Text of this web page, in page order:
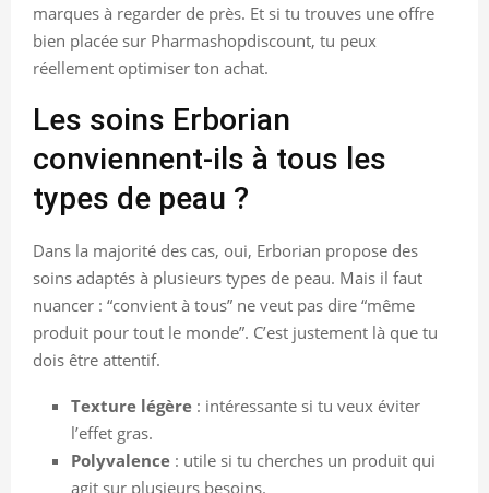
marques à regarder de près. Et si tu trouves une offre
bien placée sur Pharmashopdiscount, tu peux
réellement optimiser ton achat.
Les soins Erborian
conviennent-ils à tous les
types de peau ?
Dans la majorité des cas, oui, Erborian propose des
soins adaptés à plusieurs types de peau. Mais il faut
nuancer : “convient à tous” ne veut pas dire “même
produit pour tout le monde”. C’est justement là que tu
dois être attentif.
Texture légère : intéressante si tu veux éviter
l’effet gras.
Polyvalence : utile si tu cherches un produit qui
agit sur plusieurs besoins.